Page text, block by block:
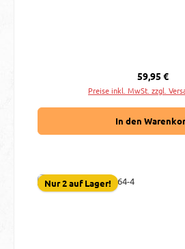
Regulärer
59,95 €
Preise inkl. MwSt. zzgl.
In den
Nur 2 auf Lager!